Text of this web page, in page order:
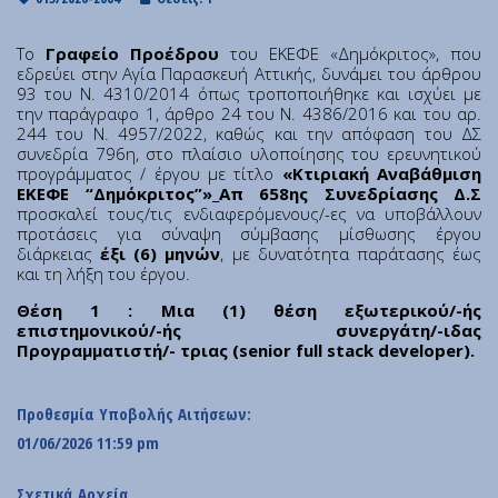
Institute of Quantum Computing and Quantum
National Research Infrastructures
Home
About Us
Education
Congress Center
Innovation Office
Lefkippos Tech Park
Department of e-Governance
Procurement
Gender Equality Plan
Το Γραφείο Προέδρου του ΕΚΕΦΕ «Δημόκριτος», που
εδρεύει στην Αγία Παρασκευή Αττικής, δυνάμει του άρθρου
93 του Ν. 4310/2014 όπως τροποποιήθηκε και ισχύει με
την παράγραφο 1, άρθρο 24 του Ν. 4386/2016 και του αρ.
244 του Ν. 4957/2022, καθώς και την απόφαση του ΔΣ
συνεδρία 796η, στο πλαίσιο υλοποίησης του ερευνητικού
προγράμματος / έργου με τίτλο «Κτιριακή Αναβάθμιση
ΕΚΕΦΕ “Δημόκριτος”»_Απ 658ης Συνεδρίασης Δ.Σ
προσκαλεί τους/τις ενδιαφερόμενους/-ες να υποβάλλουν
προτάσεις για σύναψη σύμβασης μίσθωσης έργου
διάρκειαςέξι (6) μηνών, με δυνατότητα παράτασης έως
και τη λήξη του έργου.
Θέση 1 : Μια (1) θέση εξωτερικού/-ής
επιστημονικού/-ής συνεργάτη/-ιδας
Προγραμματιστή/- τριας (senior full stack developer).
Προθεσμία Υποβολής Αιτήσεων:
01/06/2026 11:59 pm
Σχετικά Αρχεία